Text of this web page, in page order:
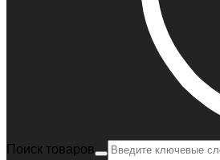
Поиск товаров